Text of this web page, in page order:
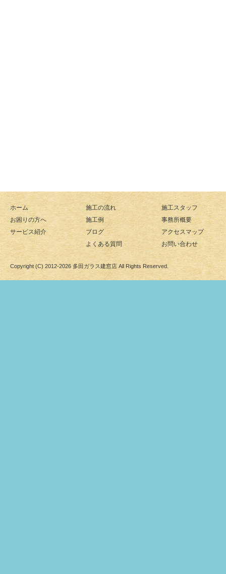
ホーム
お困りの方へ
サービス紹介
施工の流れ
施工例
ブログ
よくある質問
施工スタッフ
事務所概要
アクセスマップ
お問い合わせ
Copyright (C) 2012-2026多田ガラス建窓店All Rights Reserved.